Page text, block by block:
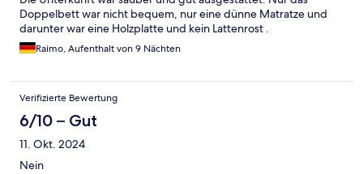
Doppelbett war nicht bequem, nur eine dünne Matratze und
darunter war eine Holzplatte und kein Lattenrost .
Raimo, Aufenthalt von 9 Nächten
Verifizierte Bewertung
6/10 – Gut
11. Okt. 2024
Nein